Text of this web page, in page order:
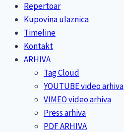
Repertoar
Kupovina ulaznica
Timeline
Kontakt
ARHIVA
Tag Cloud
YOUTUBE video arhiva
VIMEO video arhiva
Press arhiva
PDF ARHIVA